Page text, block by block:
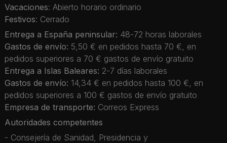
Vacaciones: Abierto horario ordinario
Festivos: Cerrado
Entrega a España peninsular: 48-72 horas laborales
Gastos de envío: 5,50 € en pedidos hasta 70 €, en
pedidos superiores a 70 € gastos de envío gratuito
Entrega a Islas Baleares: 2-7 días laborales
Gastos de envío: 14,34 € en pedidos hasta 100 €, en
pedidos superiores a 100 € gastos de envío gratuito
Empresa de transporte: Correos Express
Autoridades competentes
- Consejería de Sanidad, Presidencia y